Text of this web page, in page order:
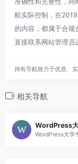
航实际控制，在
的内容，都属于合规
直接联系网站管理员
持有导航致力于优质、
相关导航
WordPress